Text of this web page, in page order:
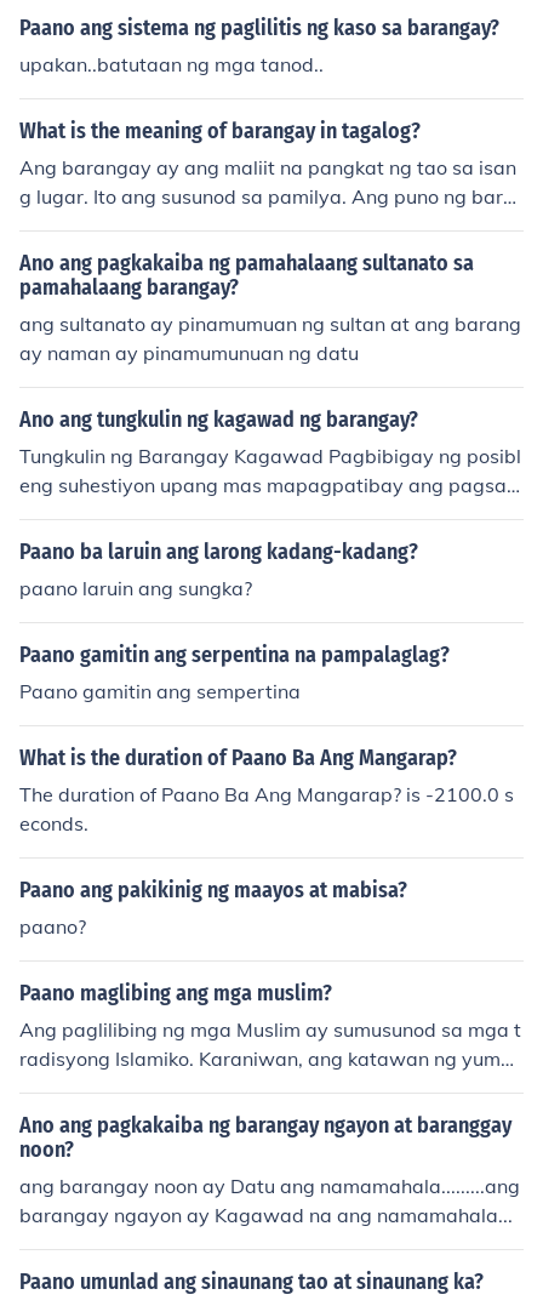
Paano ang sistema ng paglilitis ng kaso sa barangay?
upakan..batutaan ng mga tanod..
What is the meaning of barangay in tagalog?
Ang barangay ay ang maliit na pangkat ng tao sa isan
g lugar. Ito ang susunod sa pamilya. Ang puno ng bara
ngay ay ang kapitan.
Ano ang pagkakaiba ng pamahalaang sultanato sa
pamahalaang barangay?
ang sultanato ay pinamumuan ng sultan at ang barang
ay naman ay pinamumunuan ng datu
Ano ang tungkulin ng kagawad ng barangay?
Tungkulin ng Barangay Kagawad Pagbibigay ng posibl
eng suhestiyon upang mas mapagpatibay ang pagsas
agawa ng mga kasalukuyang resolusyon at ordinansa
sa Barangay. Sumama sa pagpupulong ukol sa ikauunl
upang makapagbigay ng maigting na serbisyo sa mga
mamamayan at komunidad. Magbigay ng saloobin ukol
sa pagtutol o pag sang-ayon sa mga pinaplanong ordi
nansa ng barangay. Maging kaagapay ng Punong Bara
ng serbisyo publiko. Maging aktibo sa pagpapanatili ng
katahimikan at kaligtasan ng mga mamamayan at sa n
asasakupan. Sumunod sa iba pang maaaring ibigay na
delegasyong trabaho ng Punong Barangay kung ito ay
makakatulong sa Barangay.
Paano ba laruin ang larong kadang-kadang?
paano laruin ang sungka?
Paano gamitin ang serpentina na pampalaglag?
Paano gamitin ang sempertina
What is the duration of Paano Ba Ang Mangarap?
The duration of Paano Ba Ang Mangarap? is -2100.0 s
econds.
Paano ang pakikinig ng maayos at mabisa?
paano?
Paano maglibing ang mga muslim?
Ang paglilibing ng mga Muslim ay sumusunod sa mga t
radisyong Islamiko. Karaniwan, ang katawan ng yumao
ng tao ay nililinis at binabalutan ng puting telang tinata
wag na kafan. Ang libing ay isinasagawa sa loob ng 24
na oras matapos ang pagkamatay, kung maaari, at an
g katawan ay inilalagay sa isang libingan na nakahara
p sa Mecca. Ang mga panalangin at ritwal ay isinasag
awa ng mga kaanak at mga kaibigan bilang paggalan
Ano ang pagkakaiba ng barangay ngayon at baranggay
noon?
ang barangay noon ay Datu ang namamahala.........ang
barangay ngayon ay Kagawad na ang namamahala...
Paano umunlad ang sinaunang tao at sinaunang ka?